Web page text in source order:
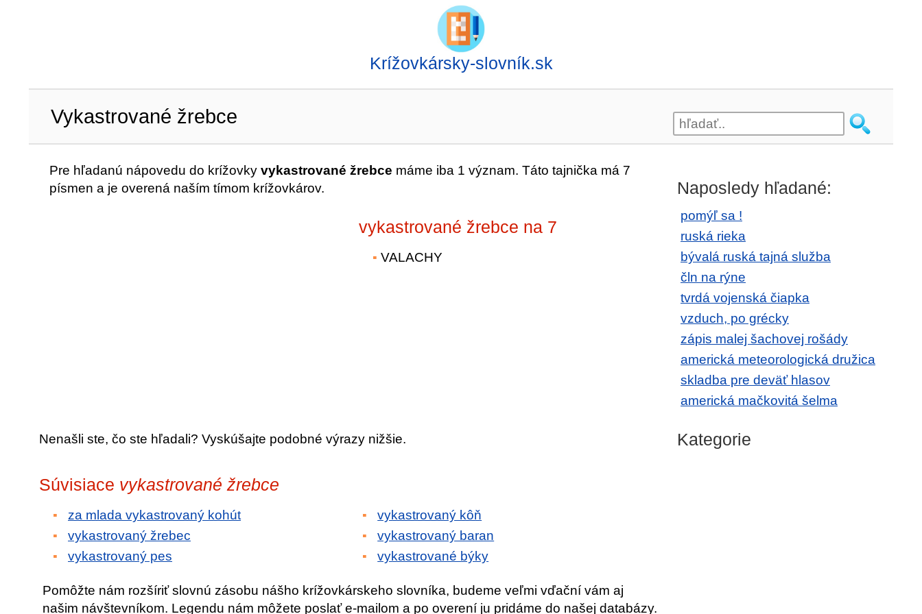
Krížovkársky-slovník.sk
Vykastrované žrebce
Pre hľadanú nápovedu do krížovky vykastrované žrebce máme iba 1 význam. Táto tajnička má 7
písmen a je overená naším tímom krížovkárov.
vykastrované žrebce na 7
VALACHY
Nenašli ste, čo ste hľadali? Vyskúšajte podobné výrazy nižšie.
Súvisiace vykastrované žrebce
za mlada vykastrovaný kohút
vykastrovaný žrebec
vykastrovaný pes
vykastrovaný kôň
vykastrovaný baran
vykastrované býky
Pomôžte nám rozšíriť slovnú zásobu nášho krížovkárskeho slovníka, budeme veľmi vďační vám aj
našim návštevníkom. Legendu nám môžete poslať e-mailom a po overení ju pridáme do našej databázy.
Naposledy hľadané:
pomýľ sa !
ruská rieka
bývalá ruská tajná služba
čln na rýne
tvrdá vojenská čiapka
vzduch, po grécky
zápis malej šachovej rošády
americká meteorologická družica
skladba pre deväť hlasov
americká mačkovitá šelma
Kategorie